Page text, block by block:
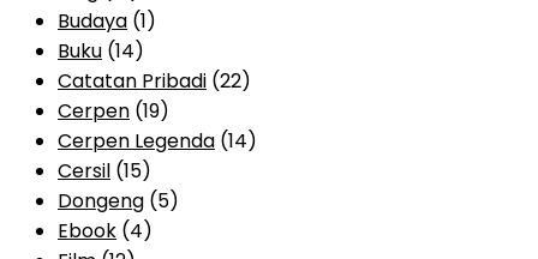
Budaya (1)
Buku (14)
Catatan Pribadi (22)
Cerpen (19)
Cerpen Legenda (14)
Cersil (15)
Dongeng (5)
Ebook (4)